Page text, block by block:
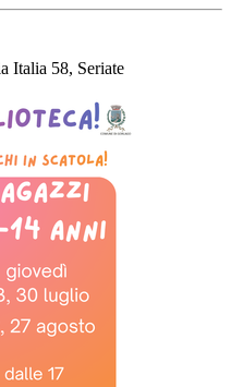
Italia 58, Seriate